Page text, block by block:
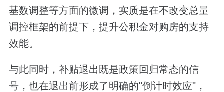
基数调整等方面的微调，实质是在不改变总量
调控框架的前提下，提升公积金对购房的支持
效能。
与此同时，补贴退出既是政策回归常态的信
号，也在退出前形成了明确的"倒计时效应"，